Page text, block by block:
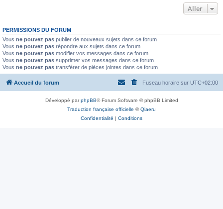
Aller
PERMISSIONS DU FORUM
Vous ne pouvez pas publier de nouveaux sujets dans ce forum
Vous ne pouvez pas répondre aux sujets dans ce forum
Vous ne pouvez pas modifier vos messages dans ce forum
Vous ne pouvez pas supprimer vos messages dans ce forum
Vous ne pouvez pas transférer de pièces jointes dans ce forum
Accueil du forum Fuseau horaire sur UTC+02:00
Développé parphpBB® Forum Software © phpBB Limited
Traduction française officielle ©Qiaeru
Confidentialité | Conditions